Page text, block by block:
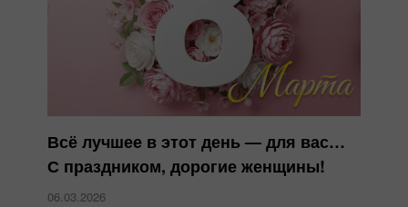
Всё лучшее в этот день — для вас…
С праздником, дорогие женщины!
06.03.2026